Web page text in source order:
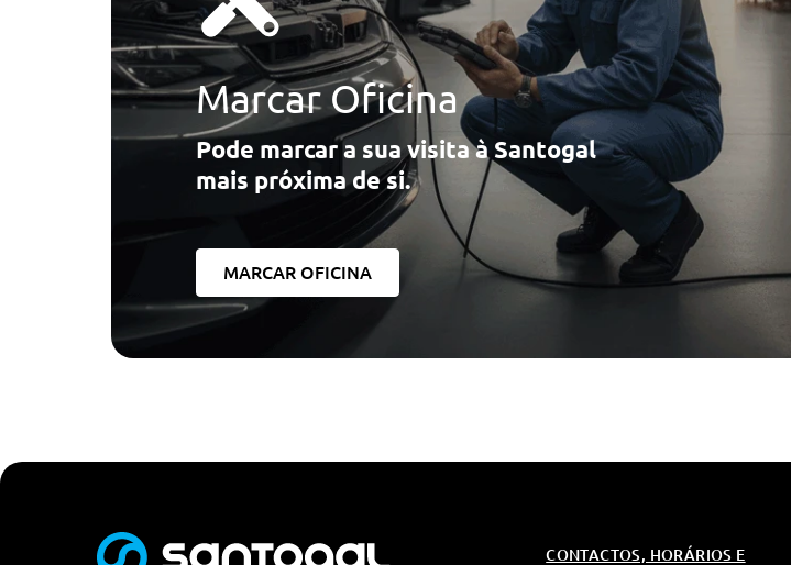
Marcar Oficina
Pode marcar a sua visita à Santogal
mais próxima de si.
MARCAR OFICINA
CONTACTOS, HORÁRIOS E